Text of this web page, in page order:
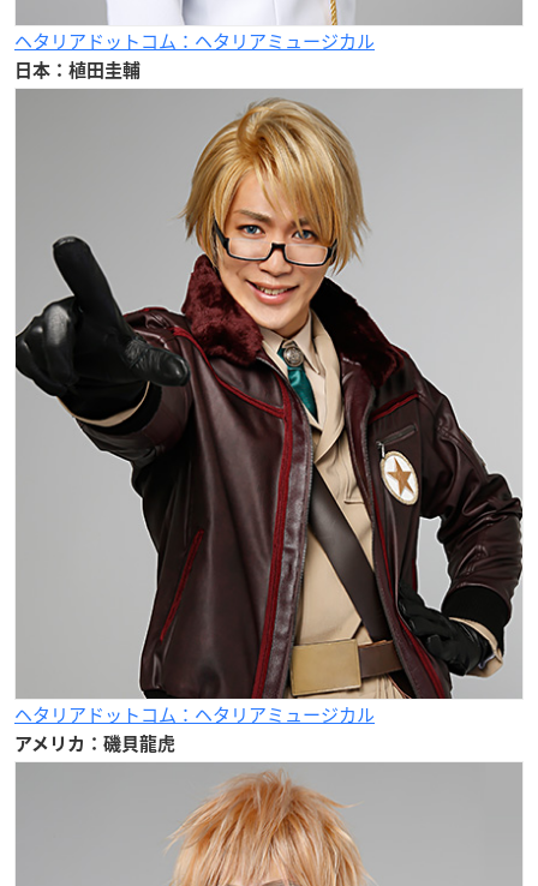
ヘタリアドットコム：ヘタリアミュージカル
日本：植田圭輔
ヘタリアドットコム：ヘタリアミュージカル
アメリカ：磯貝龍虎